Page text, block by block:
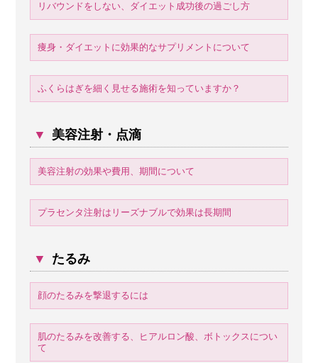
リバウンドをしない、ダイエット成功後の過ごし方
痩身・ダイエットに効果的なサプリメントについて
ふくらはぎを細く見せる施術を知っていますか？
▼ 美容注射・点滴
美容注射の効果や費用、期間について
プラセンタ注射はリーズナブルで効果は長期間
▼ たるみ
顔のたるみを撃退するには
肌のたるみを改善する、ヒアルロン酸、ボトックスについ
て